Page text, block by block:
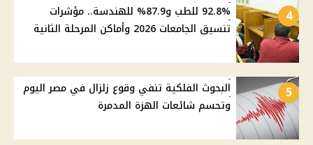
4
92.8% للطب و87.9% للهندسة.. مؤشرات
تنسيق الجامعات 2026 وأماكن المرحلة الثانية
5
البحوث الفلكية تنفي وقوع زلزال في مصر اليوم
وتحسم شائعات الهزة المدمرة